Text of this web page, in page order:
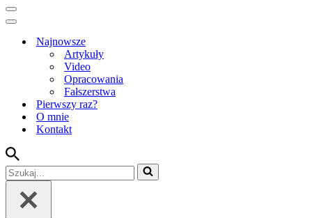
Menu
nawigacji
Menu
nawigacjiNajnowsze
Artykuły
Video
Opracowania
Fałszerstwa
Pierwszy raz?
O mnie
Kontakt
Szukaj...